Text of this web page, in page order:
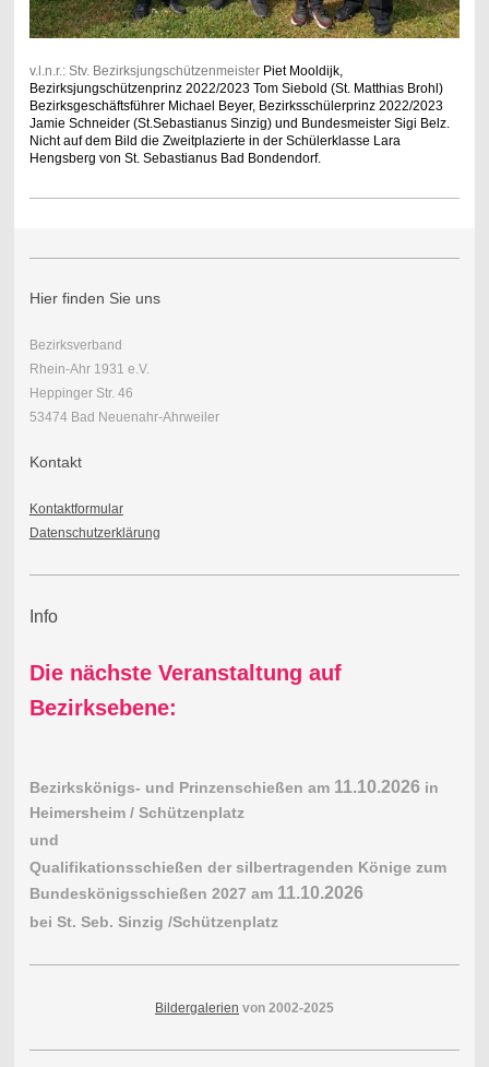
v.l.n.r.: Stv. Bezirksjungschützenmeister Piet Mooldijk,
Bezirksjungschützenprinz 2022/2023 Tom Siebold (St. Matthias Brohl)
Bezirksgeschäftsführer Michael Beyer, Bezirksschülerprinz 2022/2023
Jamie Schneider (St.Sebastianus Sinzig) und Bundesmeister Sigi Belz.
Nicht auf dem Bild die Zweitplazierte in der Schülerklasse Lara
Hengsberg von St. Sebastianus Bad Bondendorf.
Hier finden Sie uns
Bezirksverband
Rhein-Ahr 1931 e.V.
Heppinger Str. 46
53474 Bad Neuenahr-Ahrweiler
Kontakt
Kontaktformular
Datenschutzerklärung
Info
Die nächste Veranstaltung auf
Bezirksebene:
Bezirkskönigs- und Prinzenschießen am 11.10.2026 in
Heimersheim / Schützenplatz
und
Qualifikationsschießen der silbertragenden Könige zum
Bundeskönigsschießen 2027 am 11.10.2026
bei St. Seb. Sinzig /Schützenplatz
Bildergalerien von 2002-2025